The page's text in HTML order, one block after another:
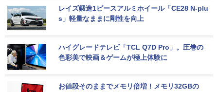
レイズ鍛造1ピースアルミホイール「CE28 N-plu
s」軽量なままに剛性を向上
ハイグレードテレビ「TCL Q7D Pro」。圧巻の
色彩美で映画＆ゲームが極上体験に
お値段そのままでメモリ倍増！メモリ32GBの